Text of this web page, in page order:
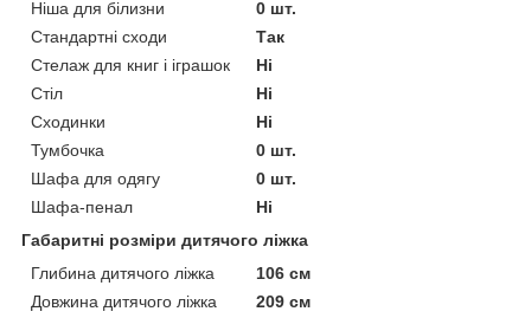
Ніша для білизни
0 шт.
Стандартні сходи
Так
Стелаж для книг і іграшок
Ні
Стіл
Ні
Сходинки
Ні
Тумбочка
0 шт.
Шафа для одягу
0 шт.
Шафа-пенал
Ні
Габаритні розміри дитячого ліжка
Глибина дитячого ліжка
106 см
Довжина дитячого ліжка
209 см